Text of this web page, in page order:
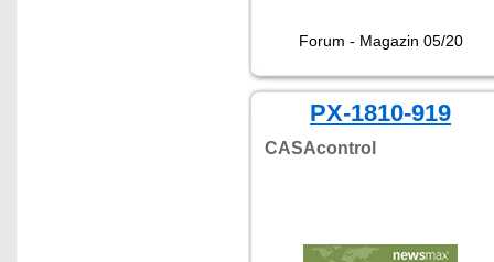
Forum - Magazin 05/20
PX-1810-919
CASAcontrol